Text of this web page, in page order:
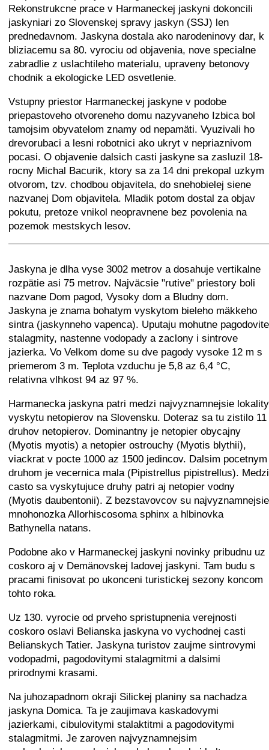
Rekonstrukcne prace v Harmaneckej jaskyni dokoncili
jaskyniari zo Slovenskej spravy jaskyn (SSJ) len
prednedavnom. Jaskyna dostala ako narodeninovy dar, k
bliziacemu sa 80. vyrociu od objavenia, nove specialne
zabradlie z uslachtileho materialu, upraveny betonovy
chodnik a ekologicke LED osvetlenie.
Vstupny priestor Harmaneckej jaskyne v podobe
priepastoveho otvoreneho domu nazyvaneho Izbica bol
tamojsim obyvatelom znamy od nepamäti. Vyuzivali ho
drevorubaci a lesni robotnici ako ukryt v nepriaznivom
pocasi. O objavenie dalsich casti jaskyne sa zasluzil 18-
rocny Michal Bacurik, ktory sa za 14 dni prekopal uzkym
otvorom, tzv. chodbou objavitela, do snehobielej siene
nazvanej Dom objavitela. Mladik potom dostal za objav
pokutu, pretoze vnikol neopravnene bez povolenia na
pozemok mestskych lesov.
+ − ⛶
Jaskyna je dlha vyse 3002 metrov a dosahuje vertikalne
rozpätie asi 75 metrov. Najväcsie "rutive" priestory boli
nazvane Dom pagod, Vysoky dom a Bludny dom.
Jaskyna je znama bohatym vyskytom bieleho mäkkeho
sintra (jaskynneho vapenca). Uputaju mohutne pagodovite
stalagmity, nastenne vodopady a zaclony i sintrove
jazierka. Vo Velkom dome su dve pagody vysoke 12 m s
priemerom 3 m. Teplota vzduchu je 5,8 az 6,4 °C,
relativna vlhkost 94 az 97 %.
Harmanecka jaskyna patri medzi najvyznamnejsie lokality
vyskytu netopierov na Slovensku. Doteraz sa tu zistilo 11
druhov netopierov. Dominantny je netopier obycajny
(Myotis myotis) a netopier ostrouchy (Myotis blythii),
viackrat v pocte 1000 az 1500 jedincov. Dalsim pocetnym
druhom je vecernica mala (Pipistrellus pipistrellus). Medzi
casto sa vyskytujuce druhy patri aj netopier vodny
(Myotis daubentonii). Z bezstavovcov su najvyznamnejsie
mnohonozka Allorhiscosoma sphinx a hlbinovka
Bathynella natans.
Podobne ako v Harmaneckej jaskyni novinky pribudnu uz
coskoro aj v Demänovskej ladovej jaskyni. Tam budu s
pracami finisovat po ukonceni turistickej sezony koncom
tohto roka.
Uz 130. vyrocie od prveho spristupnenia verejnosti
coskoro oslavi Belianska jaskyna vo vychodnej casti
Belianskych Tatier. Jaskyna turistov zaujme sintrovymi
vodopadmi, pagodovitymi stalagmitmi a dalsimi
prirodnymi krasami.
Na juhozapadnom okraji Silickej planiny sa nachadza
jaskyna Domica. Ta je zaujimava kaskadovymi
jazierkami, cibulovitymi stalaktitmi a pagodovitymi
stalagmitmi. Je zaroven najvyznamnejsim